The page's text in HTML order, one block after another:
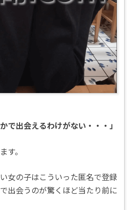
で出会えるわけがない・・・」
す。
女の子はこういった匿名で登録
出会うのが驚くほど当たり前に